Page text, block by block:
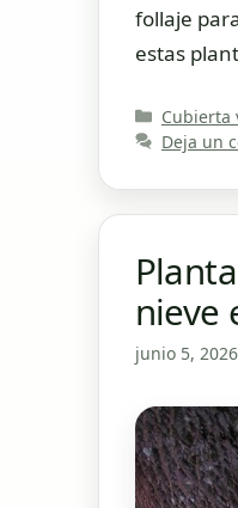
follaje
estas
Cubierta
Deja un
nieve
junio 5, 2026